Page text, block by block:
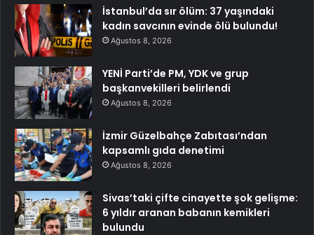
İstanbul’da sır ölüm: 37 yaşındaki
kadın savcının evinde ölü bulundu!
Ağustos 8, 2026
YENİ Parti’de PM, YDK ve grup
başkanvekilleri belirlendi
Ağustos 8, 2026
İzmir Güzelbahçe Zabıtası’ndan
kapsamlı gıda denetimi
Ağustos 8, 2026
Sivas’taki çifte cinayette şok gelişme:
6 yıldır aranan babanın kemikleri
bulundu